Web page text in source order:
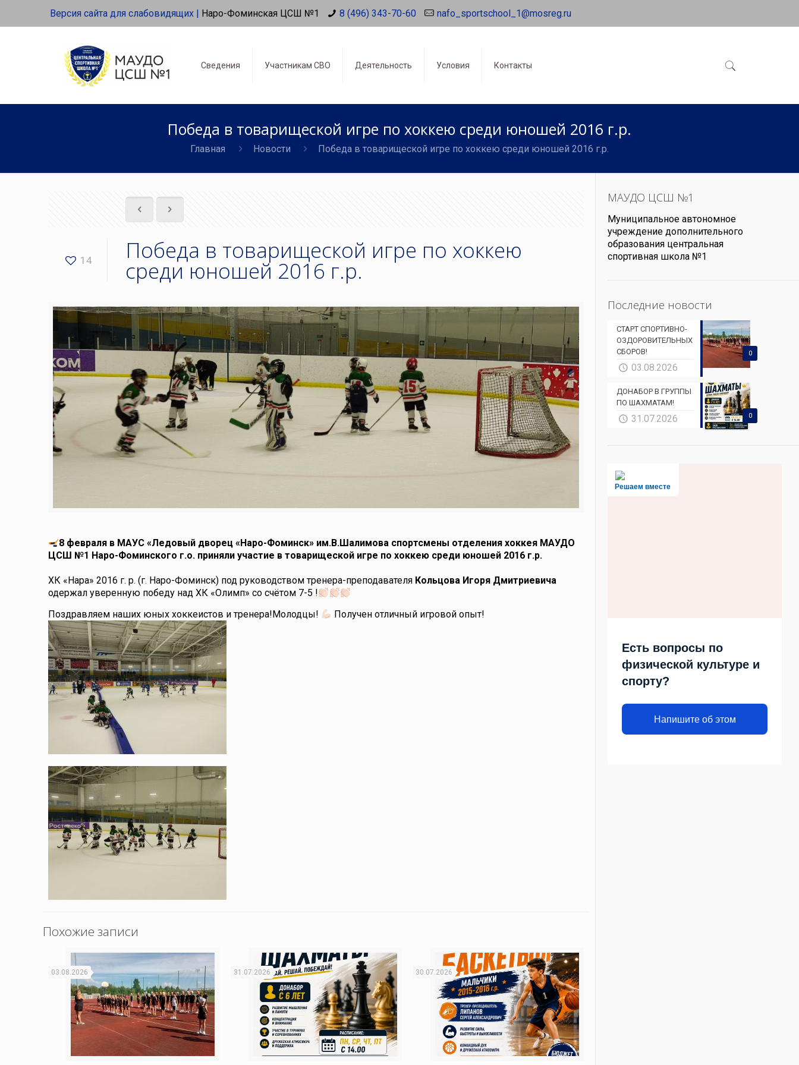
Версия сайта для слабовидящих | Наро-Фоминская ЦСШ №1 8 (496) 343-70-60 nafo_sportschool_1@mosreg.ru
Сведения Участникам СВО Деятельность Условия Контакты
Победа в товарищеской игре по хоккею среди юношей 2016 г.р.
Главная Новости Победа в товарищеской игре по хоккею среди юношей 2016 г.р.
14 Победа в товарищеской игре по хоккею
среди юношей 2016 г.р.
8 февраля в МАУС «Ледовый дворец «Наро-Фоминск» им.В.Шалимова спортсмены отделения хоккея МАУДО
ЦСШ №1 Наро-Фоминского г.о. приняли участие в товарищеской игре по хоккею среди юношей 2016 г.р.
ХК «Нара» 2016 г. р. (г. Наро-Фоминск) под руководством тренера-преподавателя Кольцова Игоря Дмитриевича
одержал уверенную победу над ХК «Олимп» со счётом 7-5 !
Поздравляем наших юных хоккеистов и тренера!Молодцы!
Получен отличный игровой опыт!
Похожие записи
03.08.2026 31.07.2026 30.07.2026
МАУДО ЦСШ №1
Муниципальное автономное
учреждение дополнительного
образования центральная
спортивная школа №1
Последние новости
0
СТАРТ СПОРТИВНО-
ОЗДОРОВИТЕЛЬНЫХ
СБОРОВ!
03.08.2026
0
ДОНАБОР В ГРУППЫ
ПО ШАХМАТАМ!
31.07.2026
Решаем вместе
Есть вопросы по
физической культуре и
спорту?
Напишите об этом